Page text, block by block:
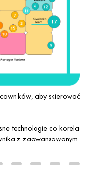
aby skierować
technologie do korelacji
z zaawansowanym